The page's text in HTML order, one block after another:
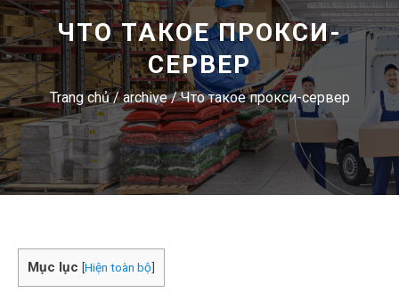
ЧТО ТАКОЕ ПРОКСИ-
СЕРВЕР
Trang chủ/archive/Что такое прокси-сервер
Mục lục [Hiện toàn bộ]